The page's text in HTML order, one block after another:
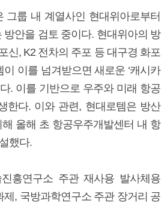
그룹 내 계열사인 현대위아로부터
방안을 검토 중이다. 현대위아의 방
신, K2 전차의 주포 등 대구경 화포
이를 넘겨받으면 새로운 ‘캐시카
. 이를 기반으로 우주와 미래 항공
한다. 이와 관련, 현대로템은 방산
올해 초 항공우주개발센터 내 항
했다.
흥연구소 주관 재사용 발사체용
제, 국방과학연구소 주관 장거리 공